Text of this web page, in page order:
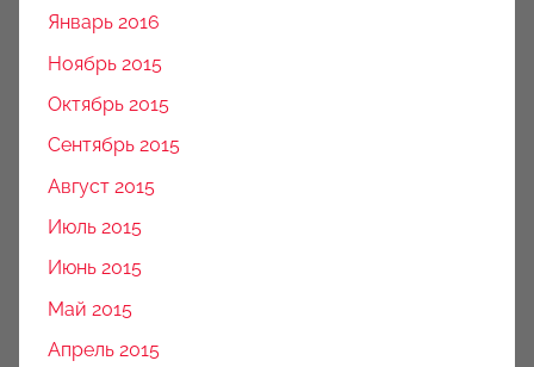
Январь 2016
Ноябрь 2015
Октябрь 2015
Сентябрь 2015
Август 2015
Июль 2015
Июнь 2015
Май 2015
Апрель 2015